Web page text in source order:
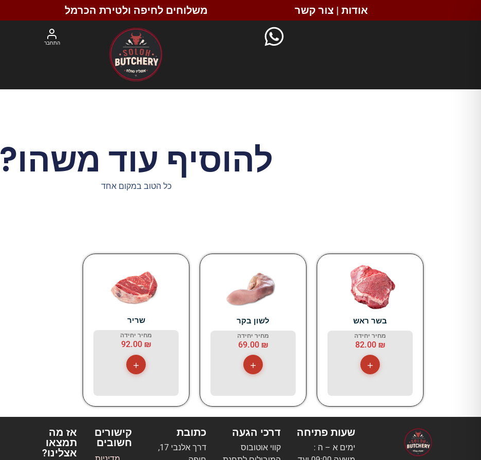
משלוחים לחיפה ולטירת הכרמל אודות |צור קשר
התחבר
להוסיף עוד משהו?
כל הטוב במקום אחד
בשר ראש
מחיר יחידה
82.00 ₪
+
לשון בקר
מחיר יחידה
69.00 ₪
+
שריר
מחיר יחידה
92.00 ₪
+
שעות פתיחה
ימים א – ה :
דרכי הגעה
קווי אוטובוס
כתובת
דרך אלנבי 17,
קישורים
חשובים
אז מה
תמצאו
אצלינו?